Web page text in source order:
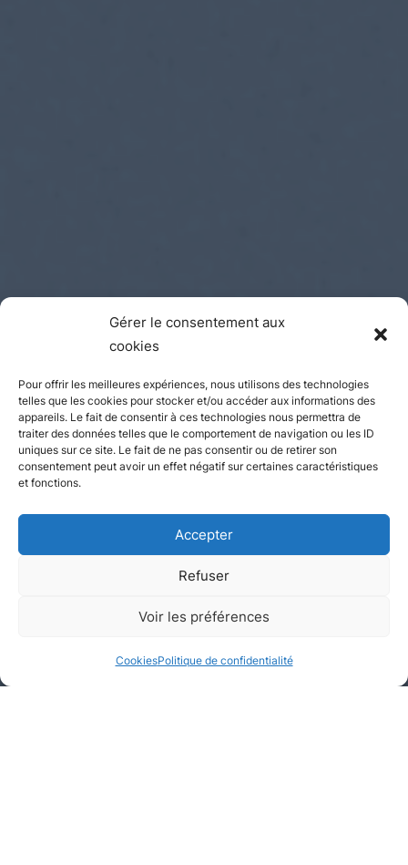
Gérer le consentement aux
cookies
Pour offrir les meilleures expériences, nous utilisons des technologies
telles que les cookies pour stocker et/ou accéder aux informations des
appareils. Le fait de consentir à ces technologies nous permettra de
traiter des données telles que le comportement de navigation ou les ID
uniques sur ce site. Le fait de ne pas consentir ou de retirer son
consentement peut avoir un effet négatif sur certaines caractéristiques
et fonctions.
Accepter
Refuser
Voir les préférences
CookiesPolitique de confidentialité